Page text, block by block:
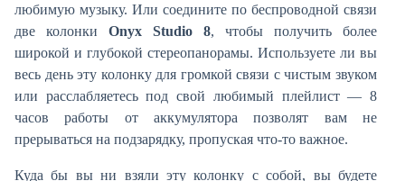
любимую музыку. Или соедините по беспроводной связи
две колонки Onyx Studio 8, чтобы получить более
широкой и глубокой стереопанорамы. Используете ли вы
весь день эту колонку для громкой связи с чистым звуком
или расслабляетесь под свой любимый плейлист — 8
часов работы от аккумулятора позволят вам не
прерываться на подзарядку, пропуская что-то важное.
Куда бы вы ни взяли эту колонку с собой, вы будете